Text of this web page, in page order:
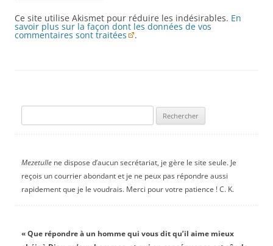
Ce site utilise Akismet pour réduire les indésirables. En
savoir plus sur la façon dont les données de vos
commentaires sont traitées .
Mezetullene dispose d’aucun secrétariat, je gère le site seule. Je
reçois un courrier abondant et je ne peux pas répondre aussi
rapidement que je le voudrais. Merci pour votre patience ! C. K.
« Que répondre à un homme qui vous dit qu’il aime mieux